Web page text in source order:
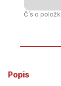
Číslo
Popis